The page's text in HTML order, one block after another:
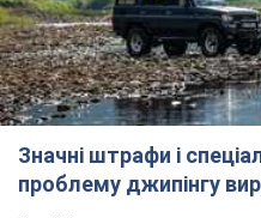
Значні штрафи і
проблему джипінгу